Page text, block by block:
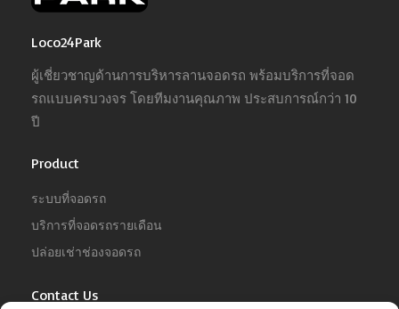
Loco24Park
ผู้เชี่ยวชาญด้านการบริหารลานจอดรถ พร้อมบริการที่จอด
รถแบบครบวงจร โดยทีมงานคุณภาพ ประสบการณ์กว่า 10
ปี
Product
ระบบที่จอดรถ
บริการที่จอดรถรายเดือน
ปล่อยเช่าช่องจอดรถ
Contact Us